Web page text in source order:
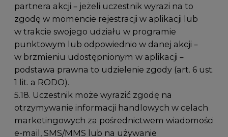
partnera akcji – jeżeli uczestnik wyrazi na to
zgodę w momencie rejestracji w aplikacji lub
w trakcie swojego udziału w programie
punktowym lub odpowiednio w danej akcji –
w brzmieniu udostępnionym w aplikacji –
podstawa prawna to udzielenie zgody (art. 6 ust.
1 lit. a RODO).
5.18. Uczestnik może wyrazić zgodę na
otrzymywanie informacji handlowych w celach
marketingowych za pośrednictwem wiadomości
e-mail, SMS/MMS lub na używanie